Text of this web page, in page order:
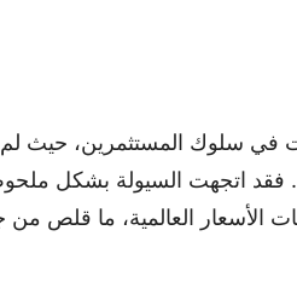
في سلوك المستثمرين، حيث
فقد اتجهت السيولة بشكل
الأسعار العالمية، ما قلص من